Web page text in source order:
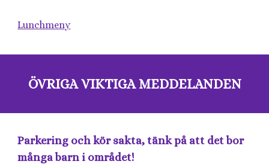
Lunchmeny
ÖVRIGA VIKTIGA MEDDELANDEN
Parkering och kör sakta, tänk på att det bor
många barn i området!